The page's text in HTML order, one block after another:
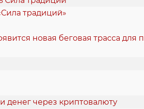
традиций»
новая беговая трасса для